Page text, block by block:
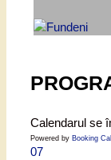
Calendarul se
Powered by Booking
07